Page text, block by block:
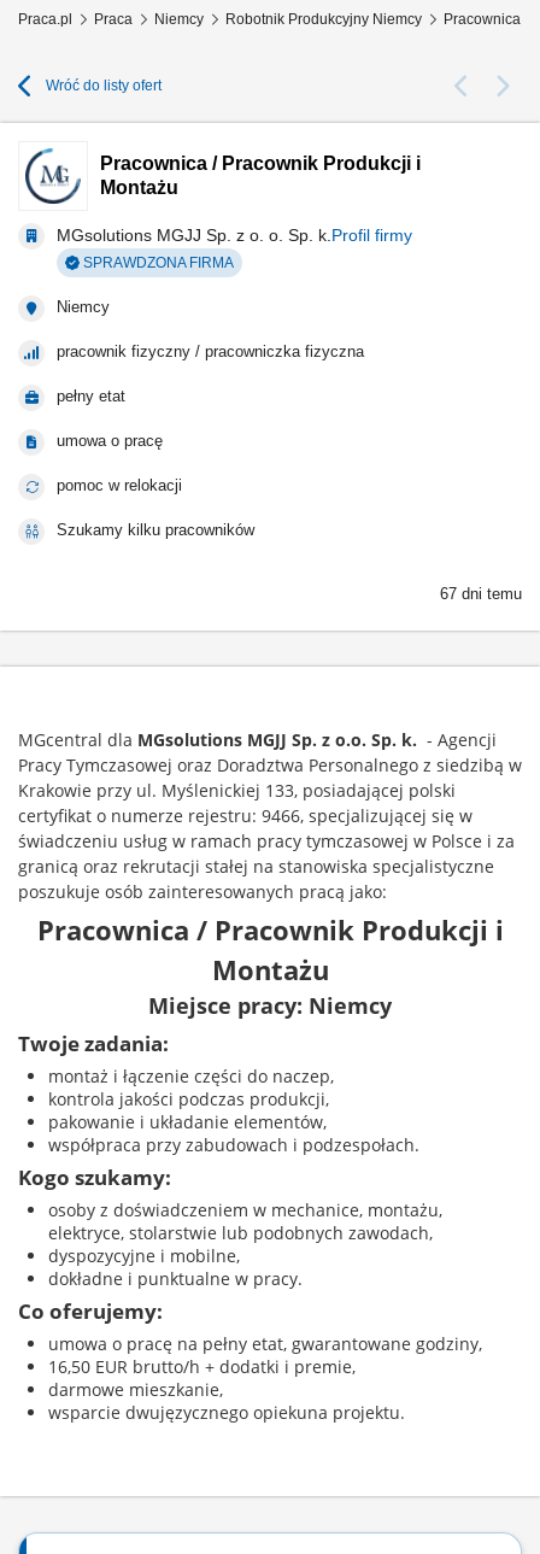
Praca.pl Praca Niemcy Robotnik Produkcyjny Niemcy Pracownica /
Wróć do listy ofert
Pracownica / Pracownik Produkcji i
Montażu
MGsolutions MGJJ Sp. z o. o. Sp. k. Profil firmy
SPRAWDZONA FIRMA
Niemcy
pracownik fizyczny / pracowniczka fizyczna
pełny etat
umowa o pracę
pomoc w relokacji
Szukamy kilku pracowników
67 dni temu
MGcentral dla MGsolutions MGJJ Sp. z o.o. Sp. k. - Agencji
Pracy Tymczasowej oraz Doradztwa Personalnego z siedzibą w
Krakowie przy ul. Myślenickiej 133, posiadającej polski
certyfikat o numerze rejestru: 9466, specjalizującej się w
świadczeniu usług w ramach pracy tymczasowej w Polsce i za
granicą oraz rekrutacji stałej na stanowiska specjalistyczne
poszukuje osób zainteresowanych pracą jako:
Pracownica / Pracownik Produkcji i
Montażu
Miejsce pracy: Niemcy
Twoje zadania:
montaż i łączenie części do naczep,
kontrola jakości podczas produkcji,
pakowanie i układanie elementów,
współpraca przy zabudowach i podzespołach.
Kogo szukamy:
osoby z doświadczeniem w mechanice, montażu,
elektryce, stolarstwie lub podobnych zawodach,
dyspozycyjne i mobilne,
dokładne i punktualne w pracy.
Co oferujemy:
umowa o pracę na pełny etat, gwarantowane godziny,
16,50 EUR brutto/h + dodatki i premie,
darmowe mieszkanie,
wsparcie dwujęzycznego opiekuna projektu.